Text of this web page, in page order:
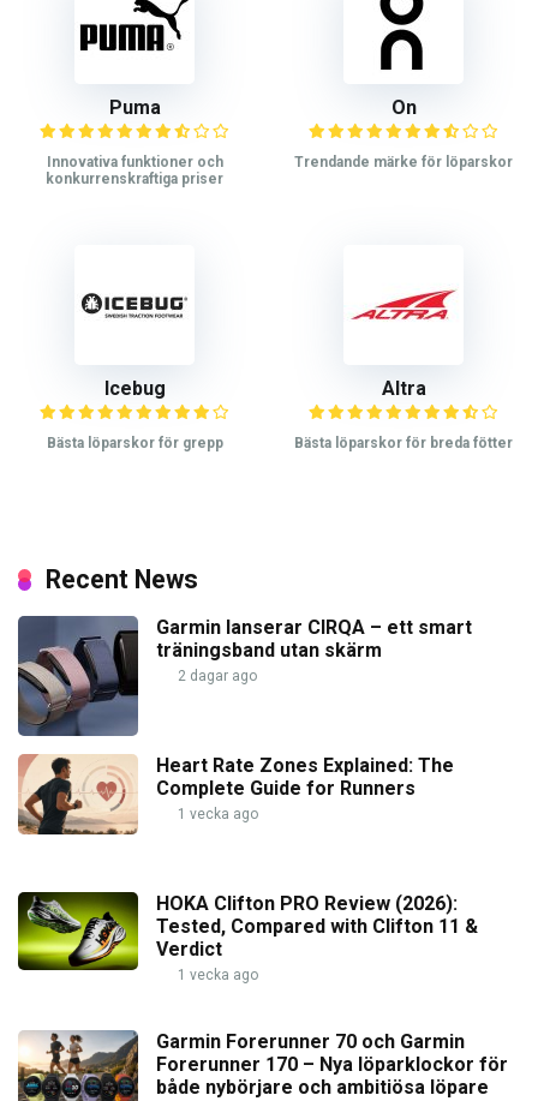
Puma
Innovativa funktioner och
konkurrenskraftiga priser
On
Trendande märke för löparskor
Icebug
Bästa löparskor för grepp
Altra
Bästa löparskor för breda fötter
Recent News
Garmin lanserar CIRQA – ett smart
träningsband utan skärm
2 dagar ago
Heart Rate Zones Explained: The
Complete Guide for Runners
1 vecka ago
HOKA Clifton PRO Review (2026):
Tested, Compared with Clifton 11 &
Verdict
1 vecka ago
Garmin Forerunner 70 och Garmin
Forerunner 170 – Nya löparklockor för
både nybörjare och ambitiösa löpare